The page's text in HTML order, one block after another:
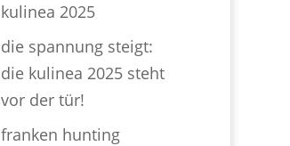
kulinea 2025
die spannung steigt:
die kulinea 2025 steht
vor der tür!
franken hunting